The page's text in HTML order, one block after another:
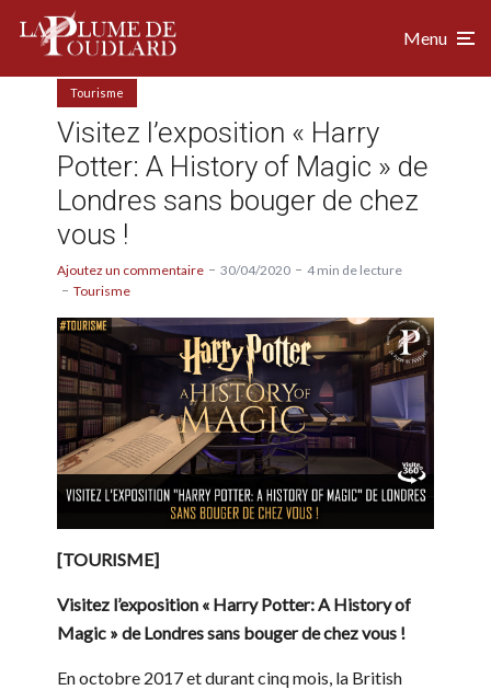
Menu
Tourisme
Visitez l’exposition « Harry
Potter: A History of Magic » de
Londres sans bouger de chez
vous !
Ajoutez un commentaire 30/04/2020
4 min de lecture
Tourisme
[TOURISME]
Visitez l’exposition « Harry Potter: A History of
Magic » de Londres sans bouger de chez vous !
En octobre 2017 et durant cinq mois, la British